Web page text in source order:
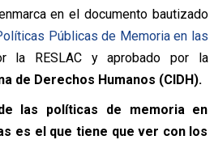
en el documento bautizado
Públicas de Memoria en las
la RESLAC y aprobado por la
de Derechos Humanos (CIDH).
las políticas de memoria en
es el que tiene que ver con los